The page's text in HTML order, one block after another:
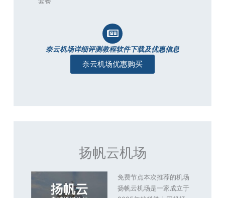
奈云机场详细评测教程软件下载及优惠信息
奈云机场优惠购买
扬帆云机场
免费节点本次推荐的机场
扬帆云机场是一家成立于